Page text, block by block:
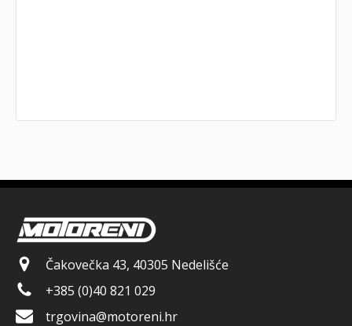
Čakovečka 43, 40305 Nedelišće
+385 (0)40 821 029
trgovina@motoreni.hr